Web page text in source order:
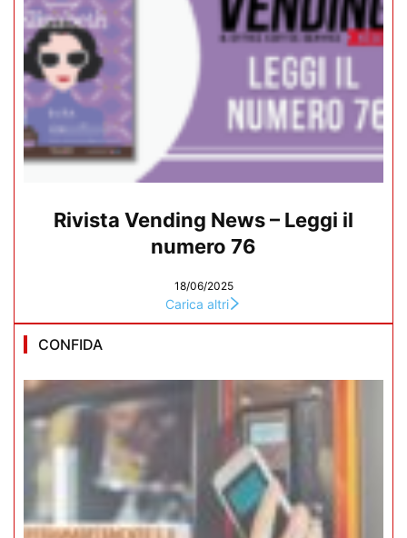
Rivista Vending News – Leggi il
numero 76
18/06/2025
Carica altri
CONFIDA